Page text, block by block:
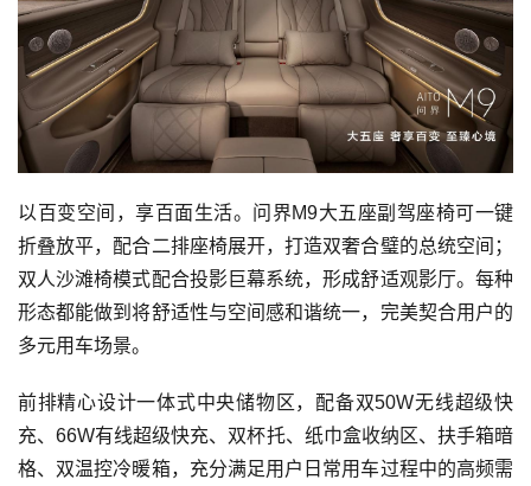
以百变空间，享百面生活。问界M9大五座副驾座椅可一键
折叠放平，配合二排座椅展开，打造双奢合璧的总统空间；
双人沙滩椅模式配合投影巨幕系统，形成舒适观影厅。每种
形态都能做到将舒适性与空间感和谐统一，完美契合用户的
多元用车场景。
前排精心设计一体式中央储物区，配备双50W无线超级快
充、66W有线超级快充、双杯托、纸巾盒收纳区、扶手箱暗
格、双温控冷暖箱，充分满足用户日常用车过程中的高频需